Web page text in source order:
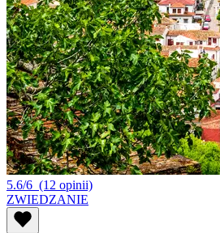
5.6/6 (12 opinii)
ZWIEDZANIE